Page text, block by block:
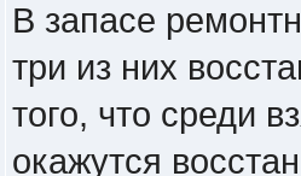
В запасе
три из них
того, что среди
окажутся